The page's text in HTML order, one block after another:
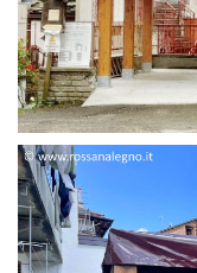
STRUTTURA DUE